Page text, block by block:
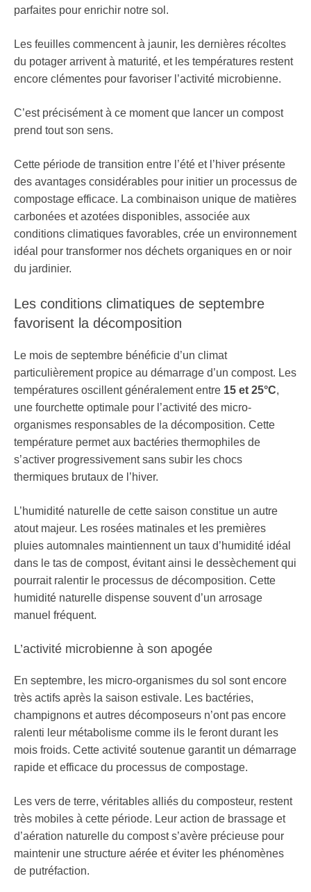
parfaites pour enrichir notre sol.
Les feuilles commencent à jaunir, les dernières récoltes
du potager arrivent à maturité, et les températures restent
encore clémentes pour favoriser l’activité microbienne.
C’est précisément à ce moment que lancer un compost
prend tout son sens.
Cette période de transition entre l’été et l’hiver présente
des avantages considérables pour initier un processus de
compostage efficace. La combinaison unique de matières
carbonées et azotées disponibles, associée aux
conditions climatiques favorables, crée un environnement
idéal pour transformer nos déchets organiques en or noir
du jardinier.
Les conditions climatiques de septembre
favorisent la décomposition
Le mois de septembre bénéficie d’un climat
particulièrement propice au démarrage d’un compost. Les
températures oscillent généralement entre 15 et 25°C,
une fourchette optimale pour l’activité des micro-
organismes responsables de la décomposition. Cette
température permet aux bactéries thermophiles de
s’activer progressivement sans subir les chocs
thermiques brutaux de l’hiver.
L’humidité naturelle de cette saison constitue un autre
atout majeur. Les rosées matinales et les premières
pluies automnales maintiennent un taux d’humidité idéal
dans le tas de compost, évitant ainsi le dessèchement qui
pourrait ralentir le processus de décomposition. Cette
humidité naturelle dispense souvent d’un arrosage
manuel fréquent.
L’activité microbienne à son apogée
En septembre, les micro-organismes du sol sont encore
très actifs après la saison estivale. Les bactéries,
champignons et autres décomposeurs n’ont pas encore
ralenti leur métabolisme comme ils le feront durant les
mois froids. Cette activité soutenue garantit un démarrage
rapide et efficace du processus de compostage.
Les vers de terre, véritables alliés du composteur, restent
très mobiles à cette période. Leur action de brassage et
d’aération naturelle du compost s’avère précieuse pour
maintenir une structure aérée et éviter les phénomènes
de putréfaction.